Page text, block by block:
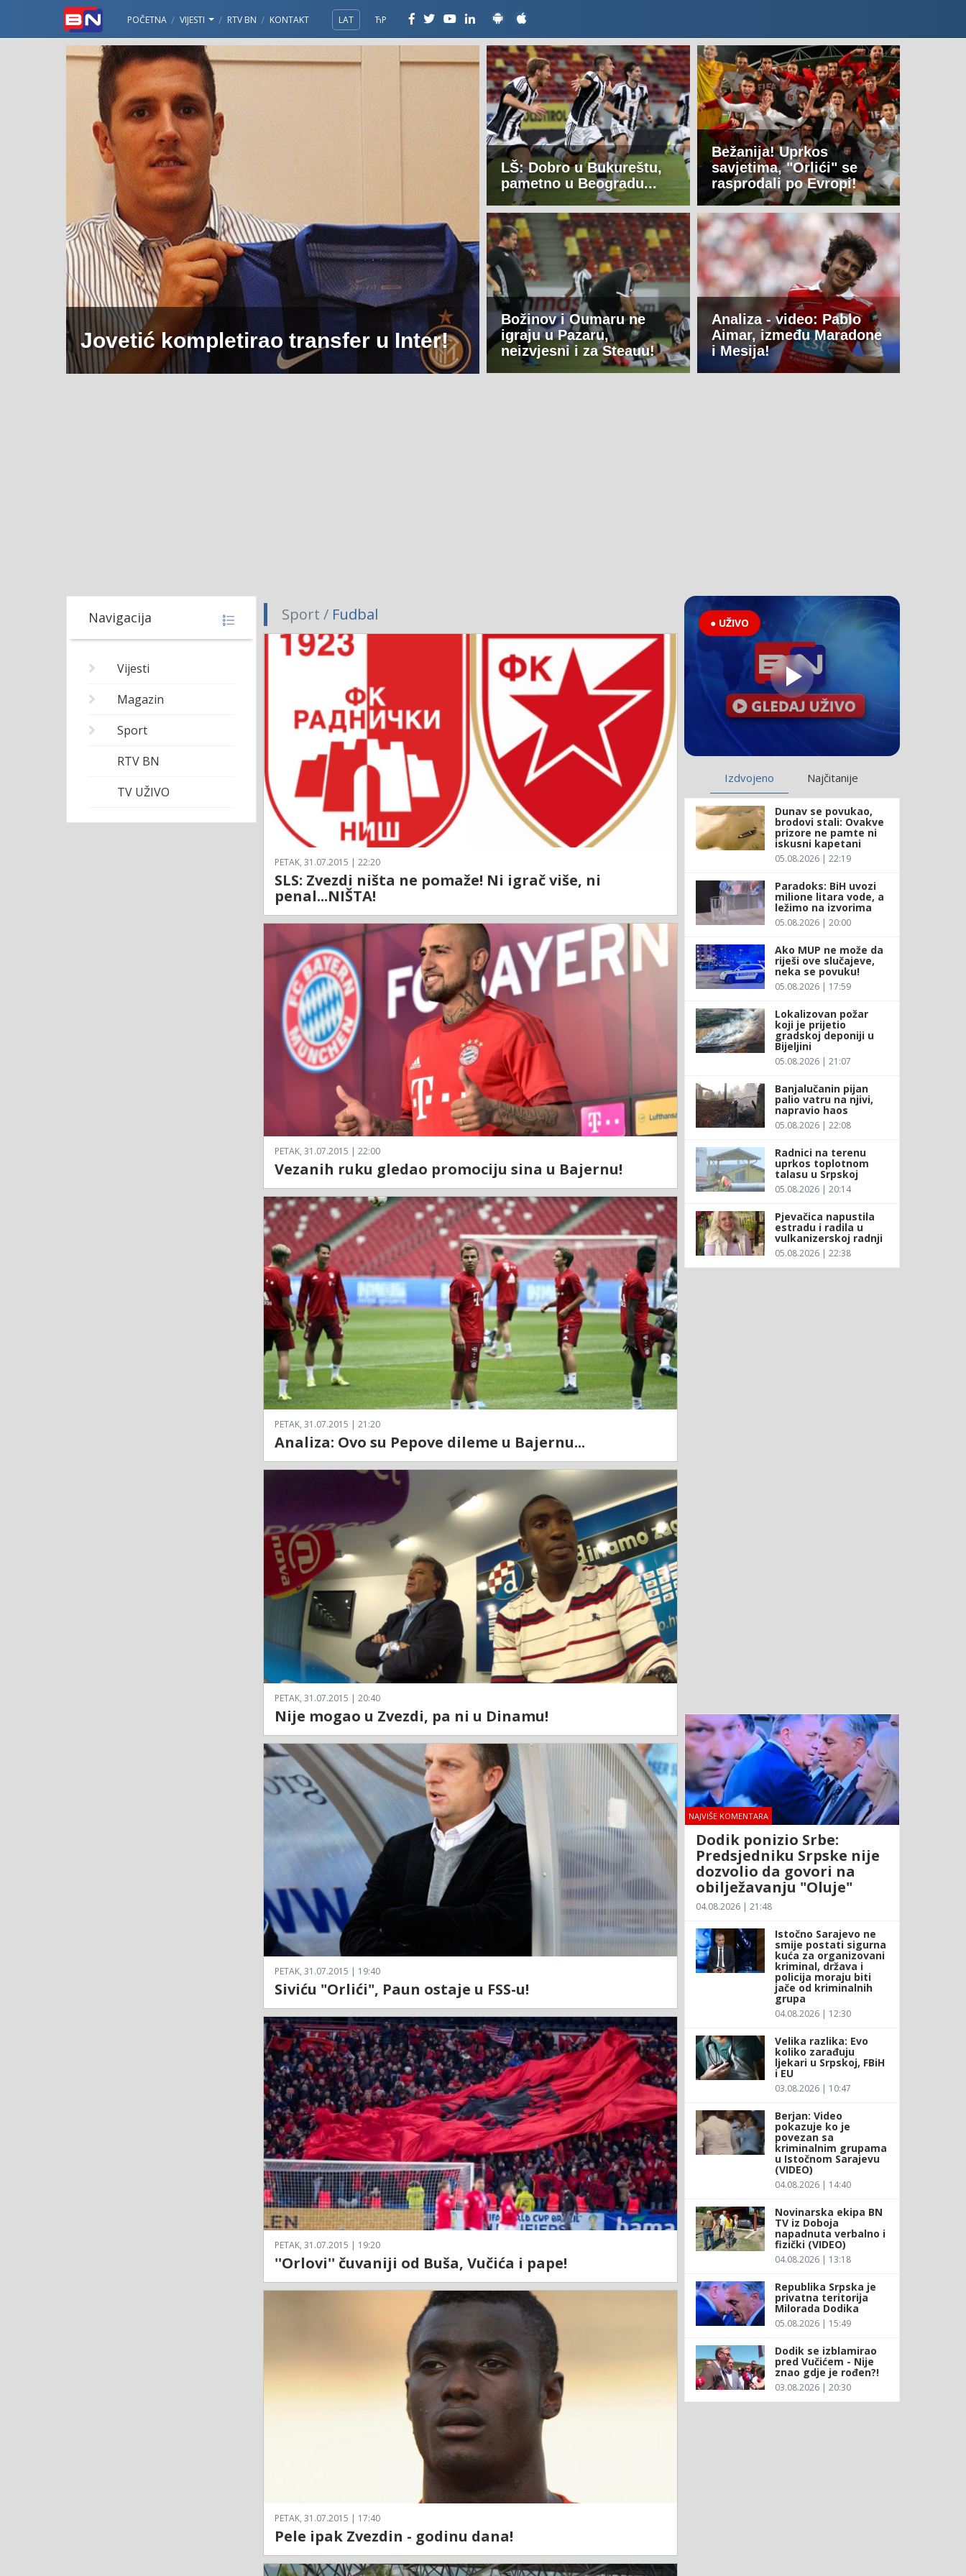
POČETNA VIJESTI RTV BN KONTAKT LAT ЋР
Jovetić kompletirao transfer u Inter!
LŠ: Dobro u Bukureštu,
pametno u Beogradu...
Bežanija! Uprkos
savjetima, "Orlići" se
rasprodali po Evropi!
Božinov i Oumaru ne
igraju u Pazaru,
neizvjesni i za Steauu!
Analiza - video: Pablo
Aimar, između Maradone
i Mesija!
Navigacija
Vijesti
Magazin
Sport
RTV BN
TV UŽIVO
Sport / Fudbal
PETAK, 31.07.2015 | 22:20
SLS: Zvezdi ništa ne pomaže! Ni igrač više, ni
penal...NIŠTA!
PETAK, 31.07.2015 | 22:00
Vezanih ruku gledao promociju sina u Bajernu!
PETAK, 31.07.2015 | 21:20
Analiza: Ovo su Pepove dileme u Bajernu...
PETAK, 31.07.2015 | 20:40
Nije mogao u Zvezdi, pa ni u Dinamu!
PETAK, 31.07.2015 | 19:40
Siviću "Orlići", Paun ostaje u FSS-u!
PETAK, 31.07.2015 | 19:20
''Orlovi'' čuvaniji od Buša, Vučića i pape!
PETAK, 31.07.2015 | 17:40
Pele ipak Zvezdin - godinu dana!
● UŽIVO
Izdvojeno Najčitanije
Dunav se povukao,
brodovi stali: Ovakve
prizore ne pamte ni
iskusni kapetani
05.08.2026 | 22:19
Paradoks: BiH uvozi
milione litara vode, a
ležimo na izvorima
05.08.2026 | 20:00
Ako MUP ne može da
riješi ove slučajeve,
neka se povuku!
05.08.2026 | 17:59
Lokalizovan požar
koji je prijetio
gradskoj deponiji u
Bijeljini
05.08.2026 | 21:07
Banjalučanin pijan
palio vatru na njivi,
napravio haos
05.08.2026 | 22:08
Radnici na terenu
uprkos toplotnom
talasu u Srpskoj
05.08.2026 | 20:14
Pjevačica napustila
estradu i radila u
vulkanizerskoj radnji
05.08.2026 | 22:38
NAJVIŠE KOMENTARA
Dodik ponizio Srbe:
Predsjedniku Srpske nije
dozvolio da govori na
obilježavanju "Oluje"
04.08.2026 | 21:48
Istočno Sarajevo ne
smije postati sigurna
kuća za organizovani
kriminal, država i
policija moraju biti
jače od kriminalnih
grupa
04.08.2026 | 12:30
Velika razlika: Evo
koliko zarađuju
ljekari u Srpskoj, FBiH
i EU
03.08.2026 | 10:47
Berjan: Video
pokazuje ko je
povezan sa
kriminalnim grupama
u Istočnom Sarajevu
(VIDEO)
04.08.2026 | 14:40
Novinarska ekipa BN
TV iz Doboja
napadnuta verbalno i
fizički (VIDEO)
04.08.2026 | 13:18
Republika Srpska je
privatna teritorija
Milorada Dodika
05.08.2026 | 15:49
Dodik se izblamirao
pred Vučićem - Nije
znao gdje je rođen?!
03.08.2026 | 20:30